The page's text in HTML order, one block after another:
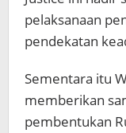
pelaksanaan
pendekatan
Sementara itu
memberikan
pembentukan